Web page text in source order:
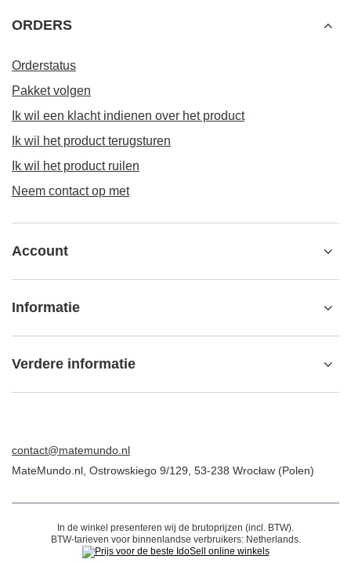
ORDERS
Orderstatus
Pakket volgen
Ik wil een klacht indienen over het product
Ik wil het product terugsturen
Ik wil het product ruilen
Neem contact op met
Account
Informatie
Verdere informatie
contact@matemundo.nl
MateMundo.nl Ostrowskiego 9/129 53-238 Wrocław (Polen)
In de winkel presenteren wij de brutoprijzen (incl. BTW).
BTW-tarieven voor binnenlandse verbruikers: Netherlands.